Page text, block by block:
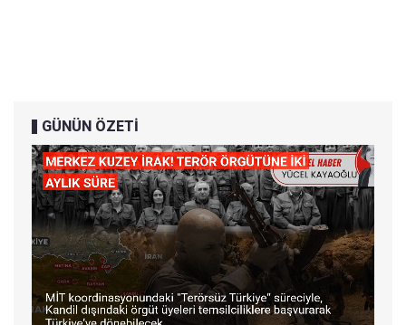
GÜNÜN ÖZETİ